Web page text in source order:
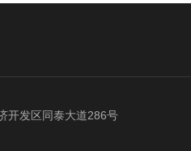
开发区同泰大道286号